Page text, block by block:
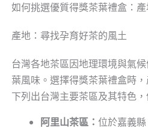
如何挑選優質得獎茶葉禮盒：
產地：尋找孕育好茶的風土
台灣各地茶區因地理環境與氣
葉風味。選擇得獎茶葉禮盒時
下列出台灣主要茶區及其特色，
阿里山茶區： 位於嘉義